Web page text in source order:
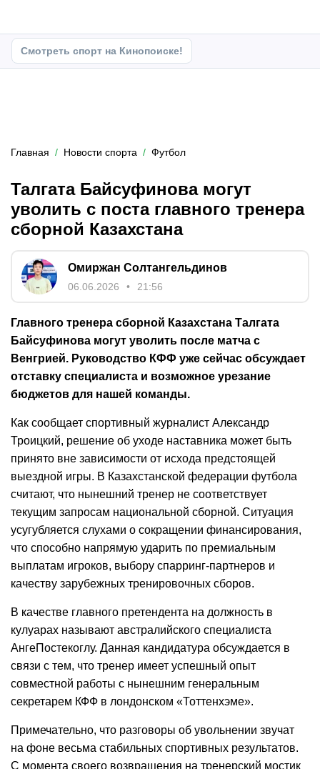
Смотреть спорт на Кинопоиске!
Главная Новости спорта Футбол
Талгата Байсуфинова могут
уволить с поста главного тренера
сборной Казахстана
Омиржан Солтангельдинов
06.06.2026 21:56
Главного тренера сборной Казахстана Талгата
Байсуфинова могут уволить после матча с
Венгрией. Руководство КФФ уже сейчас обсуждает
отставку специалиста и возможное урезание
бюджетов для нашей команды.
Как сообщает спортивный журналист Александр
Троицкий, решение об уходе наставника может быть
принято вне зависимости от исхода предстоящей
выездной игры. В Казахстанской федерации футбола
считают, что нынешний тренер не соответствует
текущим запросам национальной сборной. Ситуация
усугубляется слухами о сокращении финансирования,
что способно напрямую ударить по премиальным
выплатам игроков, выбору спарринг-партнеров и
качеству зарубежных тренировочных сборов.
В качестве главного претендента на должность в
кулуарах называют австралийского специалиста
АнгеПостекоглу. Данная кандидатура обсуждается в
связи с тем, что тренер имеет успешный опыт
совместной работы с нынешним генеральным
секретарем КФФ в лондонском «Тоттенхэме».
Примечательно, что разговоры об увольнении звучат
на фоне весьма стабильных спортивных результатов.
С момента своего возвращения на тренерский мостик